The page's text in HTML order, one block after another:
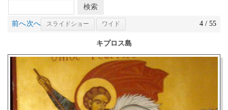
前へ次へ スライドショー ワイド 4 / 55
キプロス島